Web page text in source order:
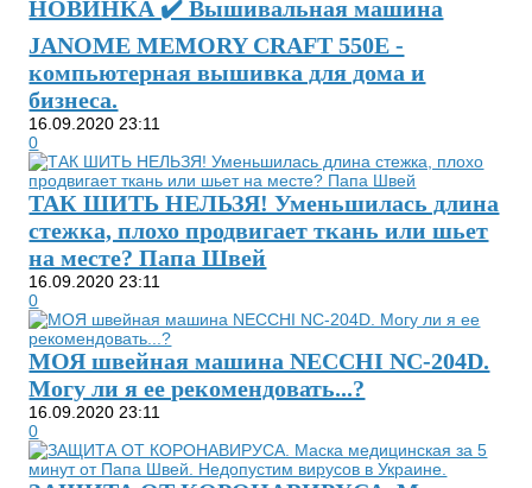
НОВИНКА ✔️ Вышивальная машина
JANOME MEMORY CRAFT 550E -
компьютерная вышивка для дома и
бизнеса.
16.09.2020 23:11
0
ТАК ШИТЬ НЕЛЬЗЯ! Уменьшилась длина
стежка, плохо продвигает ткань или шьет
на месте? Папа Швей
16.09.2020 23:11
0
МОЯ швейная машина NECCHI NC-204D.
Могу ли я ее рекомендовать...?
16.09.2020 23:11
0